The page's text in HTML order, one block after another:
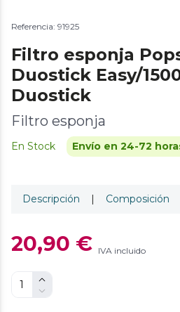
Referencia: 91925
Filtro esponja
Duostick Easy/
Duostick
Filtro esponja
En Stock Envío en 24-72
Descripción | Composición
20,90 € IVA incluido